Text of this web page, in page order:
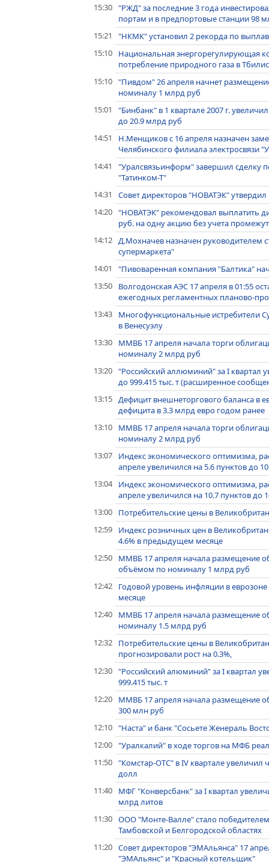
15:30 "РЖД" за последние 3 года
портам и в предпортовые станции 98
15:21
"НКМК" установил 2 рекорда по
15:10
Национальная энергорегулирующая
потребление природного газа в
15:10 "Пивдом" 26 апреля начнет
номиналу 1 млрд руб
15:01
"Бинбанк" в 1 квартале 2007 г.
до 20.9 млрд руб
14:51
Н.Менщиков с 16 апреля назначен
Челябинского филиала электросвязи
14:41
"Уралсвязьинформ" завершил сделку
"Татинком-Т"
14:31
Совет директоров "НОВАТЭК"
14:20 "НОВАТЭК" рекомендовал выплатить
руб. на одну акцию без учета
14:12 Д.Мохначев назначен руководителем
супермаркета"
14:01
"Пивоваренная компания "Балтика"
13:50
Волгодонская АЭС 17 апреля в 01:55
ежегодных регламентных планово-
13:43
Многофункциональные истребители
в Венесуэлу
13:30
ММВБ 17 апреля начала торги
номиналу 2 млрд руб
13:20 "Российский аллюминий" за I квартал
до 999.415 тыс. т (расширенное
13:15 Дефицит внешнеторгового баланса в
дефицита в 3.3 млрд евро годом ранее
13:10
ММВБ 17 апреля начала торги
номиналу 2 млрд руб
13:07
Индекс экономического оптимизма,
апреле увеличился на 5.6 пунктов до
13:04
Индекс экономического оптимизма,
апреле увеличился на 10.7 пунктов до
13:00
Потребительские цены в
12:59
Индекс розничных цен в
4.6% в предыдущем месяце
12:50
ММВБ 17 апреля начала размещение
объёмом по номиналу 1 млрд руб
12:42
Годовой уровень инфляции в
месяце
12:40
ММВБ 17 апреля начала размещение
номиналу 1.5 млрд руб
12:32
Потребительские цены в
прогнозировали рост на 0.3%,
12:30 "Российский алюминий" за I квартал
999.415 тыс. т
12:20
ММВБ 17 апреля начала размещение
300 млн руб
12:10 "Наста" и банк "Сосьете Женераль
12:00 "Уралкалий" в ходе торгов на МФБ
11:50 "Комстар-ОТС" в IV квартале увеличил
долл
11:40
МФГ "Конверсбанк" за I квартал
млрд литов
11:30 ООО "Монте-Валле" стало
Тамбовской и Белгородской областях
11:20 Совет директоров "ЭМАльянса" 17
"ЭМАльянс" и "Красный котельщик"